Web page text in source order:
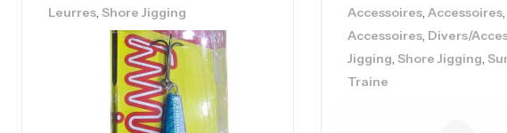
Leurres, Shore Jigging Accessoires, Accessoires,
Accessoires, Divers/
Jigging, Shore Jigging,
Traine